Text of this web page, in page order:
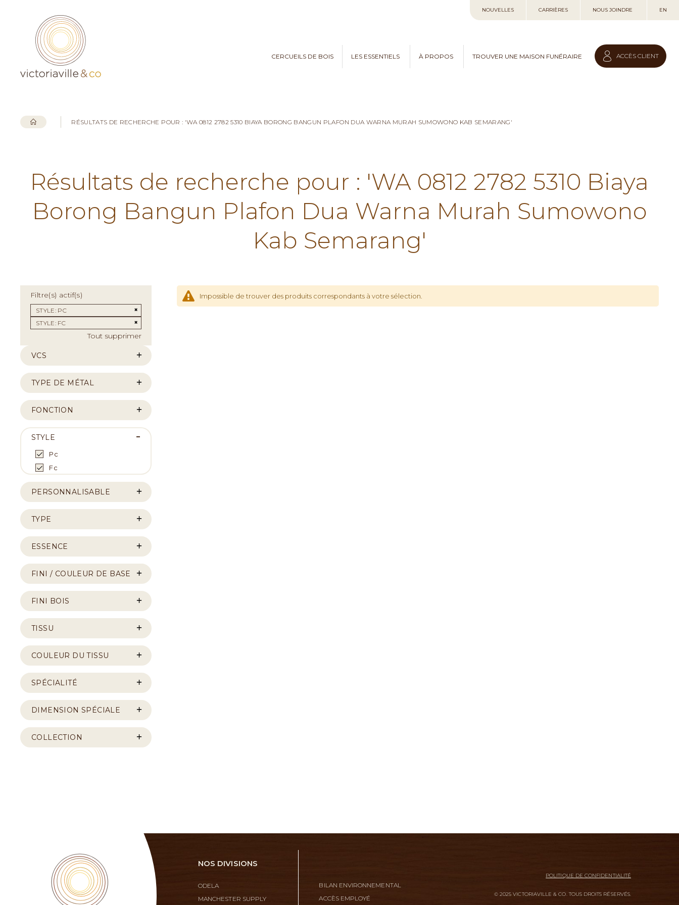
au
NOUVELLES CARRIÈRES NOUS JOINDRE EN
CERCUEILS DE BOIS LES ESSENTIELS À PROPOS TROUVER UNE MAISON FUNÉRAIRE ACCÈS CLIENT
RÉSULTATS DE RECHERCHE POUR : 'WA 0812 2782 5310 BIAYA BORONG BANGUN PLAFON DUA WARNA MURAH SUMOWONO KAB SEMARANG'
Résultats de recherche pour : 'WA 0812 2782 5310 Biaya
Borong Bangun Plafon Dua Warna Murah Sumowono
Kab Semarang'
Impossible de trouver des produits correspondants à votre sélection.
Filtre(s) actif(s)
STYLE PC
Supprimer cet Élément
STYLE FC
Tout supprimer
VCS
TYPE DE MÉTAL
FONCTION
STYLE
Pc
Fc
PERSONNALISABLE
TYPE
ESSENCE
FINI / COULEUR DE BASE
FINI BOIS
TISSU
COULEUR DU TISSU
SPÉCIALITÉ
DIMENSION SPÉCIALE
COLLECTION
NOS DIVISIONS
ODELA
MANCHESTER SUPPLY
BILAN ENVIRONNEMENTAL
ACCÈS EMPLOYÉ
POLITIQUE DE CONFIDENTIALITÉ
© 2025 VICTORIAVILLE & CO. TOUS DROITS RÉSERVÉS.